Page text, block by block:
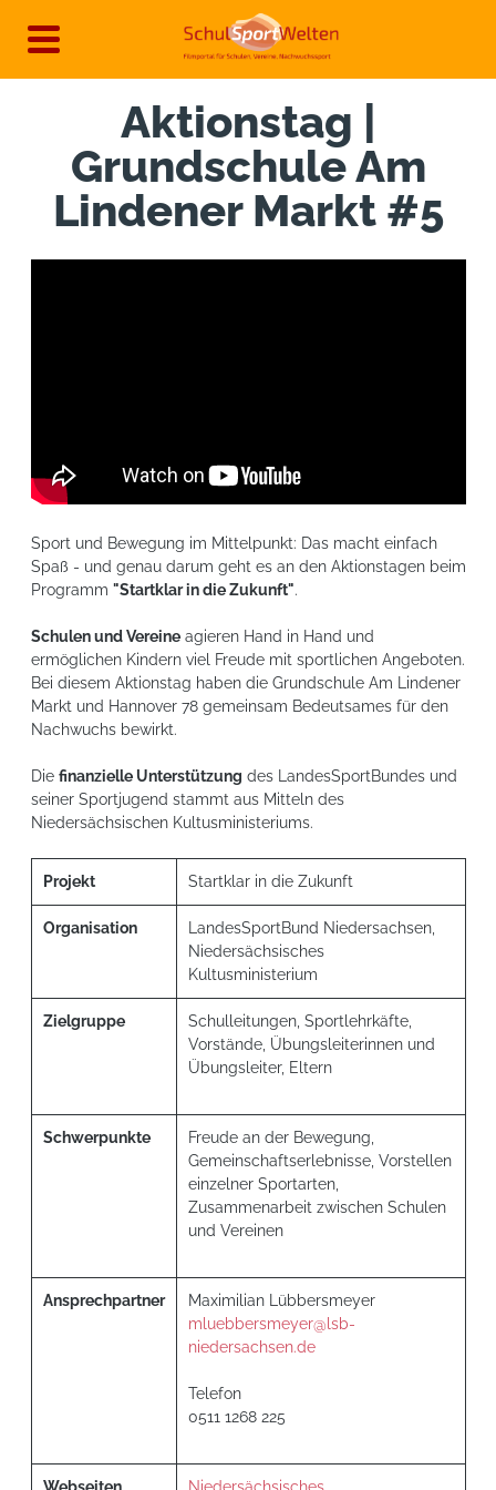
zum
Aktionstag |
Grundschule Am
Lindener Markt #5
Sport und Bewegung im Mittelpunkt: Das macht einfach
Spaß - und genau darum geht es an den Aktionstagen beim
Programm "Startklar in die Zukunft".
Schulen und Vereineagieren Hand in Hand und
ermöglichen Kindern viel Freude mit sportlichen Angeboten.
Bei diesem Aktionstag haben die Grundschule Am Lindener
Markt und Hannover 78 gemeinsam Bedeutsames für den
Nachwuchs bewirkt.
Die finanzielle Unterstützung des LandesSportBundes und
seiner Sportjugend stammt aus Mitteln des
Niedersächsischen Kultusministeriums.
Projekt Startklar in die Zukunft
Organisation
LandesSportBund Niedersachsen,
Niedersächsisches
Kultusministerium
Zielgruppe
Schulleitungen, Sportlehrkäfte,
Vorstände, Übungsleiterinnen und
Übungsleiter, Eltern
Schwerpunkte
Freude an der Bewegung,
Gemeinschaftserlebnisse, Vorstellen
einzelner Sportarten,
Zusammenarbeit zwischen Schulen
und Vereinen
Ansprechpartner
Maximilian Lübbersmeyer
mluebbersmeyer@lsb-
niedersachsen.de
Telefon
0511 1268 225